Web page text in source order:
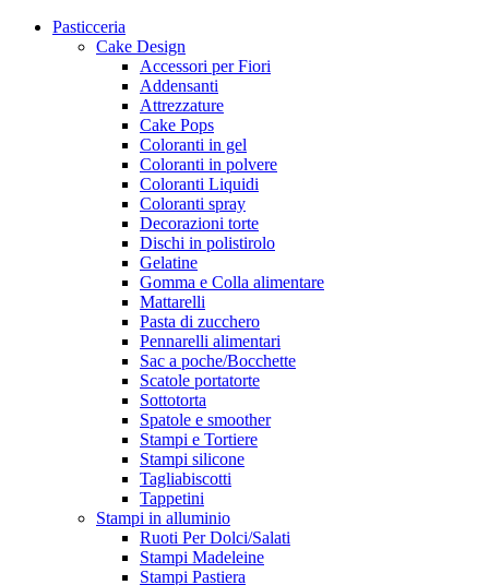
Pasticceria
Cake Design
Accessori per Fiori
Addensanti
Attrezzature
Cake Pops
Coloranti in gel
Coloranti in polvere
Coloranti Liquidi
Coloranti spray
Decorazioni torte
Dischi in polistirolo
Gelatine
Gomma e Colla alimentare
Mattarelli
Pasta di zucchero
Pennarelli alimentari
Sac a poche/Bocchette
Scatole portatorte
Sottotorta
Spatole e smoother
Stampi e Tortiere
Stampi silicone
Tagliabiscotti
Tappetini
Stampi in alluminio
Ruoti Per Dolci/Salati
Stampi Madeleine
Stampi Pastiera